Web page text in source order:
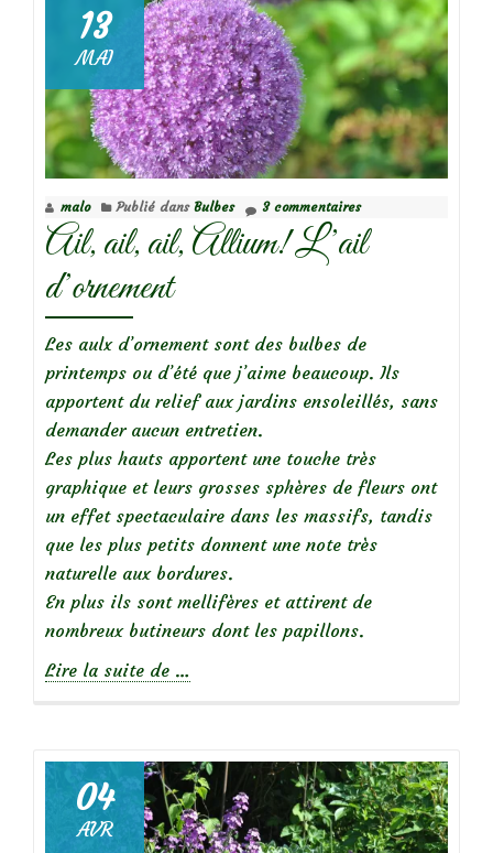
vasque
de
succulentes
13
MAI
malo Publié dans Bulbes 3 commentaires
Ail, ail, ail, Allium! L’ail
d’ornement
Les aulx d’ornement sont des bulbes de
printemps ou d’été que j’aime beaucoup. Ils
apportent du relief aux jardins ensoleillés, sans
demander aucun entretien.
Les plus hauts apportent une touche très
graphique et leurs grosses sphères de fleurs ont
un effet spectaculaire dans les massifs, tandis
que les plus petits donnent une note très
naturelle aux bordures.
En plus ils sont mellifères et attirent de
nombreux butineurs dont les papillons.
Lire la suite de
ail,
Allium!
L’ail
…
04
AVR